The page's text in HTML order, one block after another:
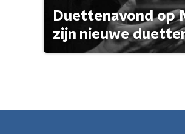
Duettenavond op
zijn nieuwe